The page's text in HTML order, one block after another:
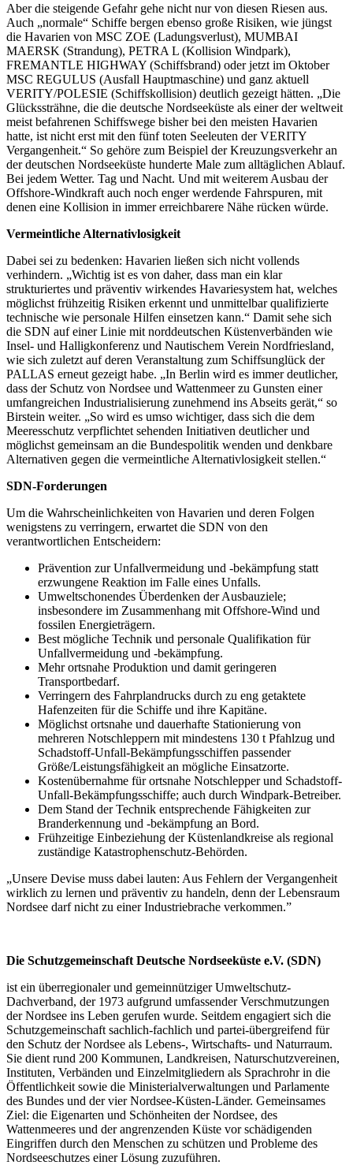
Aber die steigende Gefahr gehe nicht nur von diesen Riesen aus.
Auch „normale“ Schiffe bergen ebenso große Risiken, wie jüngst
die Havarien von MSC ZOE (Ladungsverlust), MUMBAI
MAERSK (Strandung), PETRA L (Kollision Windpark),
FREMANTLE HIGHWAY (Schiffsbrand) oder jetzt im Oktober
MSC REGULUS (Ausfall Hauptmaschine) und ganz aktuell
VERITY/POLESIE (Schiffskollision) deutlich gezeigt hätten. „Die
Glückssträhne, die die deutsche Nordseeküste als einer der weltweit
meist befahrenen Schiffswege bisher bei den meisten Havarien
hatte, ist nicht erst mit den fünf toten Seeleuten der VERITY
Vergangenheit.“ So gehöre zum Beispiel der Kreuzungsverkehr an
der deutschen Nordseeküste hunderte Male zum alltäglichen Ablauf.
Bei jedem Wetter. Tag und Nacht. Und mit weiterem Ausbau der
Offshore-Windkraft auch noch enger werdende Fahrspuren, mit
denen eine Kollision in immer erreichbarere Nähe rücken würde.
Vermeintliche Alternativlosigkeit
Dabei sei zu bedenken: Havarien ließen sich nicht vollends
verhindern. „Wichtig ist es von daher, dass man ein klar
strukturiertes und präventiv wirkendes Havariesystem hat, welches
möglichst frühzeitig Risiken erkennt und unmittelbar qualifizierte
technische wie personale Hilfen einsetzen kann.“ Damit sehe sich
die SDN auf einer Linie mit norddeutschen Küstenverbänden wie
Insel- und Halligkonferenz und Nautischem Verein Nordfriesland,
wie sich zuletzt auf deren Veranstaltung zum Schiffsunglück der
PALLAS erneut gezeigt habe. „In Berlin wird es immer deutlicher,
dass der Schutz von Nordsee und Wattenmeer zu Gunsten einer
umfangreichen Industrialisierung zunehmend ins Abseits gerät,“ so
Birstein weiter. „So wird es umso wichtiger, dass sich die dem
Meeresschutz verpflichtet sehenden Initiativen deutlicher und
möglichst gemeinsam an die Bundespolitik wenden und denkbare
Alternativen gegen die vermeintliche Alternativlosigkeit stellen.“
SDN-Forderungen
Um die Wahrscheinlichkeiten von Havarien und deren Folgen
wenigstens zu verringern, erwartet die SDN von den
verantwortlichen Entscheidern:
Prävention zur Unfallvermeidung und -bekämpfung statt
erzwungene Reaktion im Falle eines Unfalls.
Umweltschonendes Überdenken der Ausbauziele;
insbesondere im Zusammenhang mit Offshore-Wind und
fossilen Energieträgern.
Best mögliche Technik und personale Qualifikation für
Unfallvermeidung und -bekämpfung.
Mehr ortsnahe Produktion und damit geringeren
Transportbedarf.
Verringern des Fahrplandrucks durch zu eng getaktete
Hafenzeiten für die Schiffe und ihre Kapitäne.
Möglichst ortsnahe und dauerhafte Stationierung von
mehreren Notschleppern mit mindestens 130 t Pfahlzug und
Schadstoff-Unfall-Bekämpfungsschiffen passender
Größe/Leistungsfähigkeit an mögliche Einsatzorte.
Kostenübernahme für ortsnahe Notschlepper und Schadstoff-
Unfall-Bekämpfungsschiffe; auch durch Windpark-Betreiber.
Dem Stand der Technik entsprechende Fähigkeiten zur
Branderkennung und -bekämpfung an Bord.
Frühzeitige Einbeziehung der Küstenlandkreise als regional
zuständige Katastrophenschutz-Behörden.
„Unsere Devise muss dabei lauten: Aus Fehlern der Vergangenheit
wirklich zu lernen und präventiv zu handeln, denn der Lebensraum
Nordsee darf nicht zu einer Industriebrache verkommen.”
Die Schutzgemeinschaft Deutsche Nordseeküste e.V. (SDN)
ist ein überregionaler und gemeinnütziger Umweltschutz-
Dachverband, der 1973 aufgrund umfassender Verschmutzungen
der Nordsee ins Leben gerufen wurde. Seitdem engagiert sich die
Schutzgemeinschaft sachlich-fachlich und partei-übergreifend für
den Schutz der Nordsee als Lebens-, Wirtschafts- und Naturraum.
Sie dient rund 200 Kommunen, Landkreisen, Naturschutzvereinen,
Instituten, Verbänden und Einzelmitgliedern als Sprachrohr in die
Öffentlichkeit sowie die Ministerialverwaltungen und Parlamente
des Bundes und der vier Nordsee-Küsten-Länder. Gemeinsames
Ziel: die Eigenarten und Schönheiten der Nordsee, des
Wattenmeeres und der angrenzenden Küste vor schädigenden
Eingriffen durch den Menschen zu schützen und Probleme des
Nordseeschutzes einer Lösung zuzuführen.